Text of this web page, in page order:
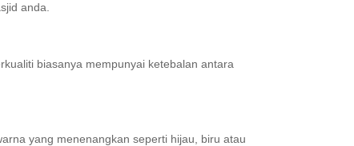
anda.
biasanya mempunyai ketebalan antara
yang menenangkan seperti hijau, biru atau